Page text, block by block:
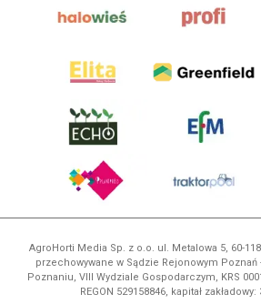
AgroHorti Media Sp. z o.o. ul. Metalowa 5, 60-
przechowywane w Sądzie Rejonowym Poznań
Poznaniu, VIII Wydziale Gospodarczym, KRS
REGON 529158846, kapitał zakładowy: